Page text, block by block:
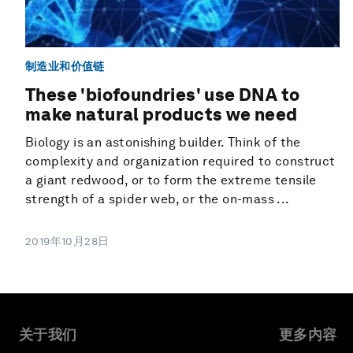
制造业和价值链
These 'biofoundries' use DNA to
make natural products we need
Biology is an astonishing builder. Think of the
complexity and organization required to construct
a giant redwood, or to form the extreme tensile
strength of a spider web, or the on-mass ...
2019年10月28日
关于我们 更多内容